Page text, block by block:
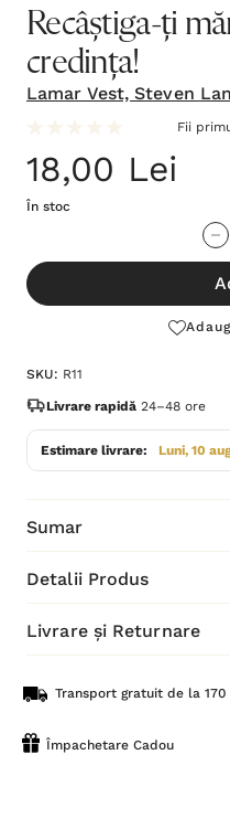
Recâștiga-ți
credința!
Lamar Vest, Steven
Fii
18,00 Lei
În stoc
te!
Stocul
SKU: R11
Livrare rapidă 24–48 ore
Estimare livrare: Luni, 10
Sumar
Detalii Produs
Livrare și Returnare
Transport gratuit de la
Împachetare Cadou